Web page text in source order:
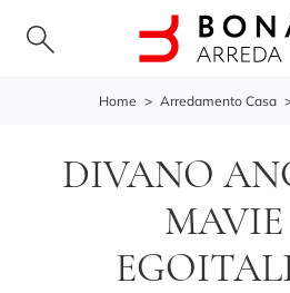
Home > Arredamento Casa
DIVANO